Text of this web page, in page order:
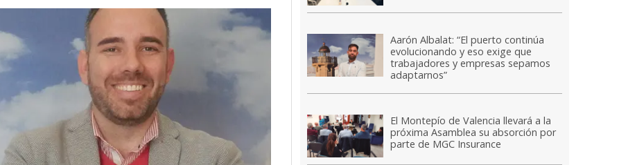
Aarón Albalat: “El puerto continúa
evolucionando y eso exige que
trabajadores y empresas sepamos
adaptarnos”
El Montepío de Valencia llevará a la
próxima Asamblea su absorción por
parte de MGC Insurance